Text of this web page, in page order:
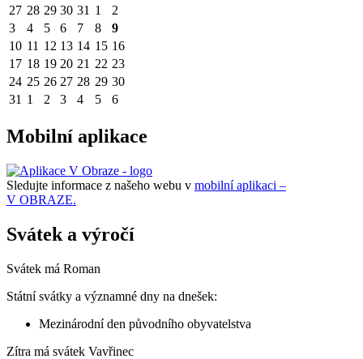
27 28 29 30 31 1
2
3
4 5 6 7 8
9
10 11 12 13 14 15 16
17 18 19 20 21 22 23
24 25 26 27 28 29 30
31 1 2 3 4 5 6
Mobilní aplikace
Sledujte informace z našeho webu v mobilní aplikaci –
V OBRAZE.
Svátek a výročí
Svátek má Roman
Státní svátky a významné dny na dnešek:
Mezinárodní den původního obyvatelstva
Zítra má svátek Vavřinec